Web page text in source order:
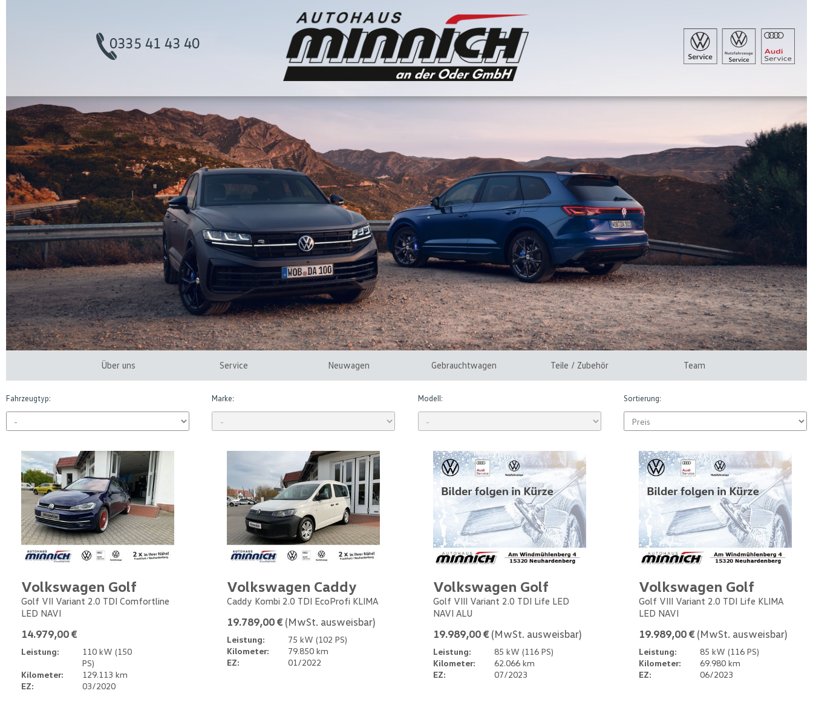
Über uns Service Neuwagen Gebrauchtwagen Teile / Zubehör Team
Fahrzeugtyp: Marke: Modell: Sortierung:
Volkswagen Golf
Golf VII Variant 2.0 TDI Comfortline
LED NAVI
14.979,00 €
Leistung:
110 kW (150
PS)
Kilometer:
129.113 km
EZ:
03/2020
Volkswagen Caddy
Caddy Kombi 2.0 TDI EcoProfi KLIMA
19.789,00 € (MwSt. ausweisbar)
Leistung:
75 kW (102 PS)
Kilometer:
79.850 km
EZ:
01/2022
Volkswagen Golf
Golf VIII Variant 2.0 TDI Life LED
NAVI ALU
19.989,00 € (MwSt. ausweisbar)
Leistung:
85 kW (116 PS)
Kilometer:
62.066 km
EZ:
07/2023
Volkswagen Golf
Golf VIII Variant 2.0 TDI Life KLIMA
LED NAVI
19.989,00 € (MwSt. ausweisbar)
Leistung:
85 kW (116 PS)
Kilometer:
69.980 km
EZ:
06/2023